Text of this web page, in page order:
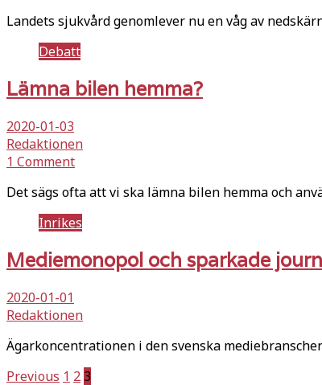
Landets sjukvård genomlever nu en våg av
Debatt
Lämna bilen hemma?
2020-01-03
Redaktionen
1 Comment
Det sägs ofta att vi ska lämna bilen hemma och
Inrikes
Mediemonopol och sparkade
2020-01-01
Redaktionen
Ägarkoncentrationen i den svenska
Sidnumrering
Previous 1 2 3